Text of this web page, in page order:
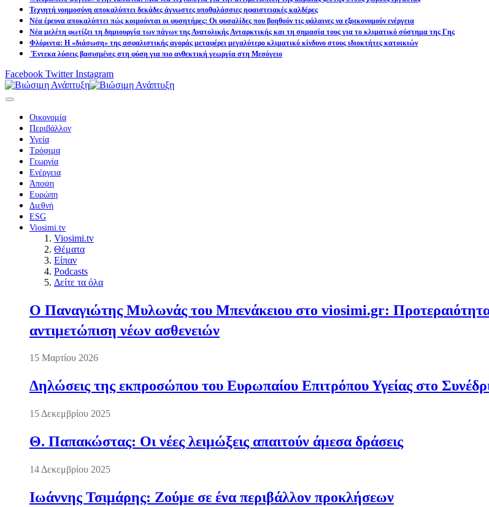
Τεχνητή νοημοσύνη αποκαλύπτει δεκάδες άγνωστες υποθαλάσσιες ηφαιστειακές καλδέρες
Νέα έρευνα αποκαλύπτει πώς κοιμούνται οι φυσητήρες: Οι φυσαλίδες που βοηθούν τις φάλαινες να εξοικονομούν ενέργεια
Νέα μελέτη φωτίζει τη δημιουργία των πάγων της Ανατολικής Ανταρκτικής και τη σημασία τους για το κλιματικό σύστημα της Γης
Φλόριντα: Η «διάσωση» της ασφαλιστικής αγοράς μεταφέρει μεγαλύτερο κλιματικό κίνδυνο στους ιδιοκτήτες κατοικιών
Έντεκα λύσεις βασισμένες στη φύση για πιο ανθεκτική γεωργία στη Μεσόγειο
Facebook Twitter Instagram
Οικονομία
Περιβάλλον
Υγεία
Τρόφιμα
Γεωργία
Ενέργεια
Άποψη
Ευρώπη
Διεθνή
ESG
Viosimi.tv
Viosimi.tv
Θέματα
Είπαν
Podcasts
Δείτε τα όλα
Ο Παναγιώτης Μυλωνάς του Μπενάκειου στο viosimi.gr:
αντιμετώπιση νέων ασθενειών
15 Μαρτίου 2026
Δηλώσεις της εκπροσώπου του Ευρωπαίου Επιτρόπου Υγείας στο
15 Δεκεμβρίου 2025
Θ. Παπακώστας: Οι νέες λειμώξεις απαιτούν άμεσα δράσεις
14 Δεκεμβρίου 2025
Ιωάννης Τσιμάρης: Ζούμε σε ένα περιβάλλον προκλήσεων